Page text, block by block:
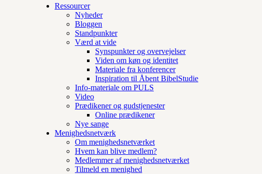
Ressourcer
Nyheder
Bloggen
Standpunkter
Værd at vide
Synspunkter og overvejelser
Viden om køn og identitet
Materiale fra konferencer
Inspiration til Åbent BibelStudie
Info-materiale om PULS
Video
Prædikener og gudstjenester
Online prædikener
Nye sange
Menighedsnetværk
Om menighedsnetværket
Hvem kan blive medlem?
Medlemmer af menighedsnetværket
Tilmeld en menighed